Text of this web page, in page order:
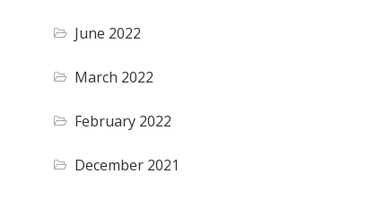
June 2022
March 2022
February 2022
December 2021